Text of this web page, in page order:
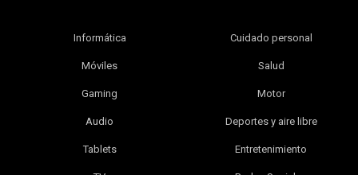
Informática
Móviles
Gaming
Audio
Tablets
Cuidado personal
Salud
Motor
Deportes y aire libre
Entretenimiento